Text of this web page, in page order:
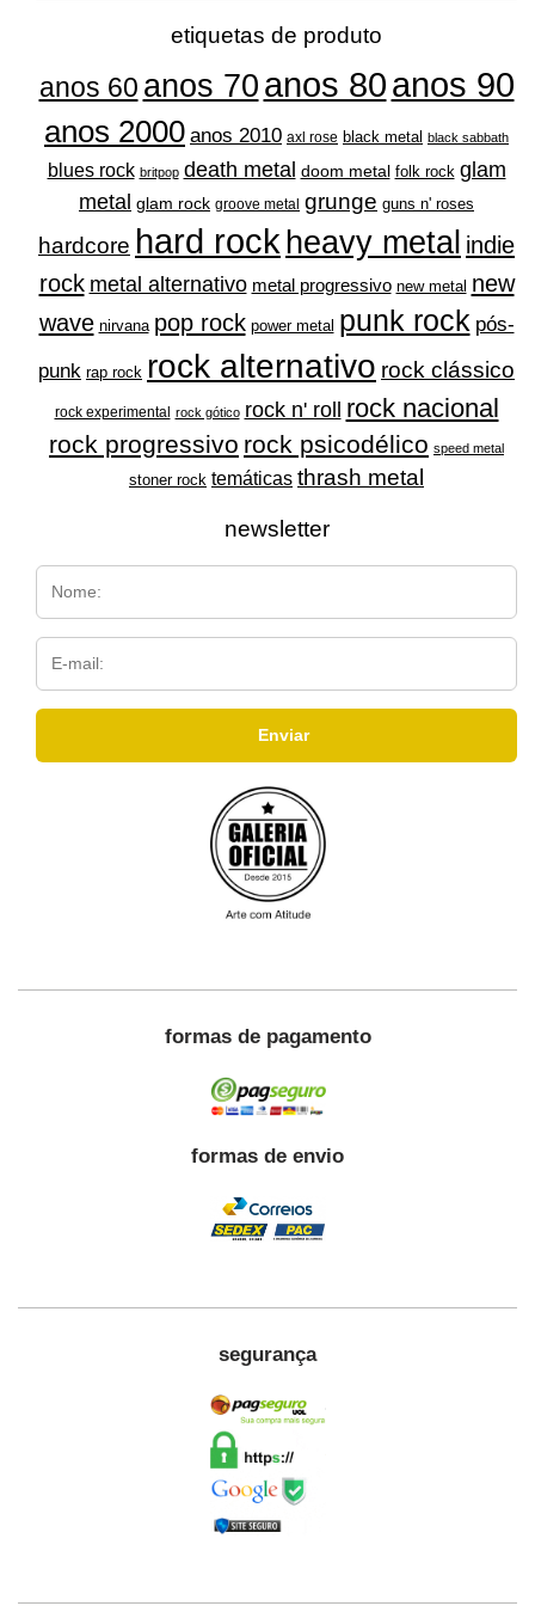
do
produto
do
etiquetas de produto
anos 60 anos 70 anos 80anos 90
anos 2000 anos 2010 axl rose black metal black sabbath
blues rock britpop death metal doom metal folk rock glam
metal glam rock groove metal grunge guns n' roses
hardcore hard rock heavy metal indie
rock metal alternativo metal progressivo new metal new
wave nirvana pop rock power metal punk rock pós-
punk rap rock rock alternativo rock clássico
rock experimental rock gótico rock n' roll rock nacional
rock progressivo rock psicodélico speed metal
stoner rock temáticas thrash metal
newsletter
formas de pagamento
formas de envio
segurança